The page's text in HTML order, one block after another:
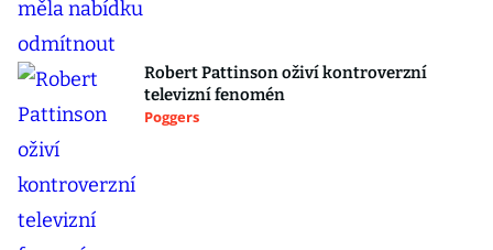
Robert Pattinson oživí kontroverzní
televizní fenomén
Poggers